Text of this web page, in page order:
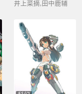
井上菜摘,田中鹿辅